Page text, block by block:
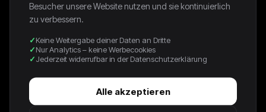
Pullover | M
Besucher unsere Website nutzen und sie kontinuierlich
zu verbessern.
Keine Weitergabe deiner Daten an Dritte
Nur Analytics – keine Werbecookies
Jederzeit widerrufbar in der Datenschutzerklärung
Alle akzeptieren